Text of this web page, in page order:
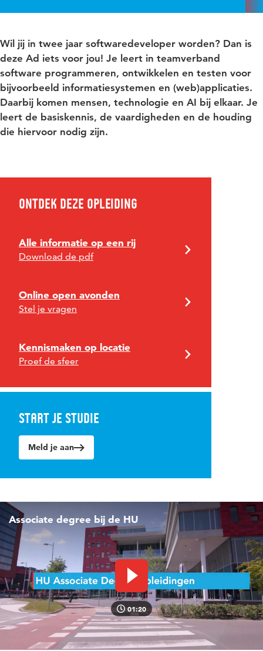
Wil jij in twee jaar softwaredeveloper worden? Dan is
deze Ad iets voor jou! Je leert in teamverband
software programmeren, ontwikkelen en testen voor
bijvoorbeeld informatiesystemen en (web)applicaties.
Daarbij komen mensen, technologie en AI bij elkaar. Je
leert de basiskennis, de vaardigheden en de houding
die hiervoor nodig zijn.
Ontdek deze opleiding
Alle informatie op een rij
Download de pdf
Online open avonden
Stel je vragen
Kennismaken op locatie
Proef de sfeer
Start je studie
Meld je aan
Associate degree bij de HU
Video afspelen
01:20